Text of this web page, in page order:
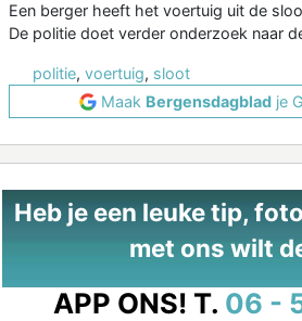
Een berger heeft het voertuig uit de
De politie doet verder onderzoek naar
politie, voertuig, sloot
Maak Bergensdagbladje
Heb je een leuke tip,
met ons wilt
APP ONS! T. 06 -